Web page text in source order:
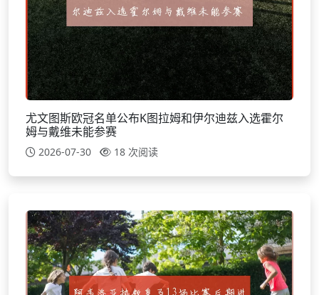
尤文图斯欧冠名单公布K图拉姆和伊尔迪兹入选霍尔
姆与戴维未能参赛
2026-07-30 18 次阅读